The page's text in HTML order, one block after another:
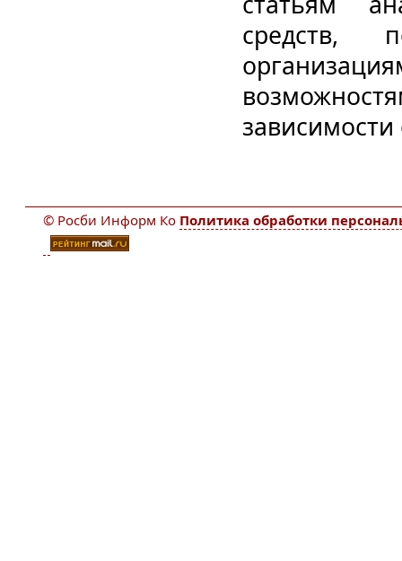
средств,
© Росби Информ Ко Политика обработки